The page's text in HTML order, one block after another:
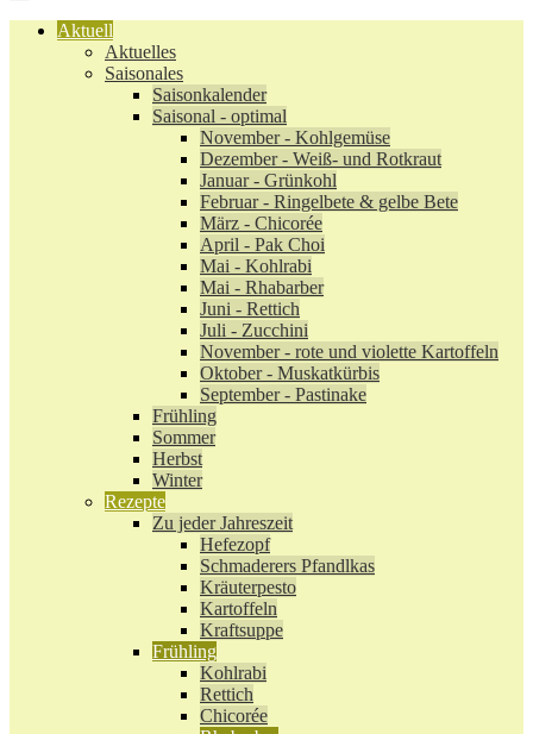
Aktuell
Aktuelles
Saisonales
Saisonkalender
Saisonal - optimal
November - Kohlgemüse
Dezember - Weiß- und Rotkraut
Januar - Grünkohl
Februar - Ringelbete & gelbe Bete
März - Chicorée
April - Pak Choi
Mai - Kohlrabi
Mai - Rhabarber
Juni - Rettich
Juli - Zucchini
November - rote und violette Kartoffeln
Oktober - Muskatkürbis
September - Pastinake
Frühling
Sommer
Herbst
Winter
Rezepte
Zu jeder Jahreszeit
Hefezopf
Schmaderers Pfandlkas
Kräuterpesto
Kartoffeln
Kraftsuppe
Frühling
Kohlrabi
Rettich
Chicorée